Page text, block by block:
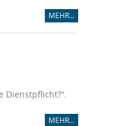
MEHR...
Dienstpflicht?“.
MEHR...